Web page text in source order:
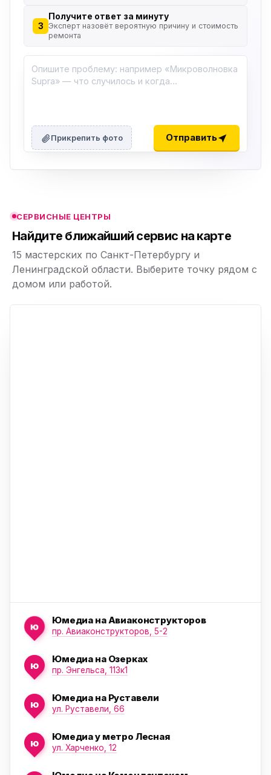
3
Получите ответ за минуту
Эксперт назовёт вероятную причину и стоимость
ремонта
Прикрепить фото Отправить
СЕРВИСНЫЕ ЦЕНТРЫ
Найдите ближайший сервис на карте
15 мастерских по Санкт-Петербургу и
Ленинградской области. Выберите точку рядом с
домом или работой.
ю
Юмедиа на Авиаконструкторов
пр. Авиаконструкторов, 5-2
ю
Юмедиа на Озерках
пр. Энгельса, 113к1
ю
Юмедиа на Руставели
ул. Руставели, 66
ю
Юмедиа у метро Лесная
ул. Харченко, 12
ю